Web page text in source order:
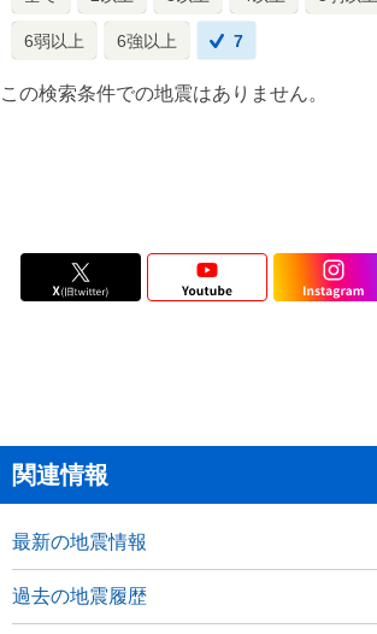
6弱以上 6強以上 7
この検索条件での地震はありません。
関連情報
最新の地震情報
過去の地震履歴